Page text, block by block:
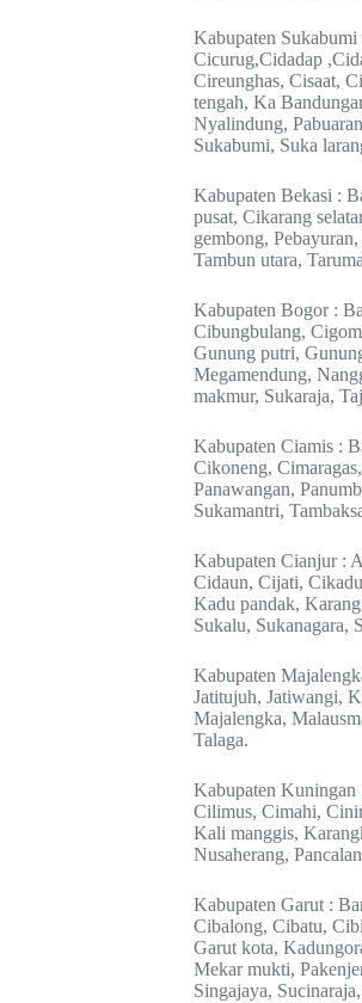
Kabupaten
Cicurug,Cidadap
Cireunghas, Cisaat,
tengah, Ka
Nyalindung,
Sukabumi, Suka
Kabupaten Bekasi :
pusat, Cikarang
gembong,
Tambun utara,
Kabupaten Bogor :
Cibungbulang,
Gunung putri,
Megamendung,
makmur, Sukaraja,
Kabupaten Ciamis :
Cikoneng,
Panawangan,
Sukamantri,
Kabupaten Cianjur :
Cidaun, Cijati,
Kadu pandak,
Sukalu, Sukanagara,
Kabupaten
Jatitujuh, Jatiwangi,
Majalengka,
Talaga.
Kabupaten Kuningan
Cilimus, Cimahi,
Kali manggis,
Nusaherang,
Kabupaten Garut :
Cibalong, Cibatu,
Garut kota,
Mekar mukti,
Singajaya,